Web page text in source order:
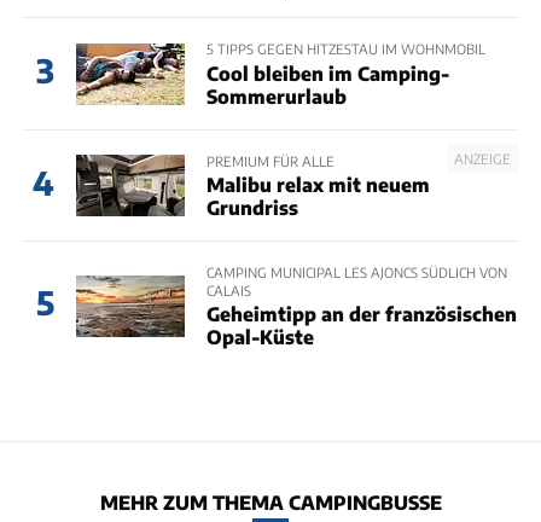
3
5 TIPPS GEGEN HITZESTAU IM WOHNMOBIL
Cool bleiben im Camping-
Sommerurlaub
4
ANZEIGE
PREMIUM FÜR ALLE
Malibu relax mit neuem
Grundriss
5
CAMPING MUNICIPAL LES AJONCS SÜDLICH VON
CALAIS
Geheimtipp an der französischen
Opal-Küste
MEHR ZUM THEMA CAMPINGBUSSE